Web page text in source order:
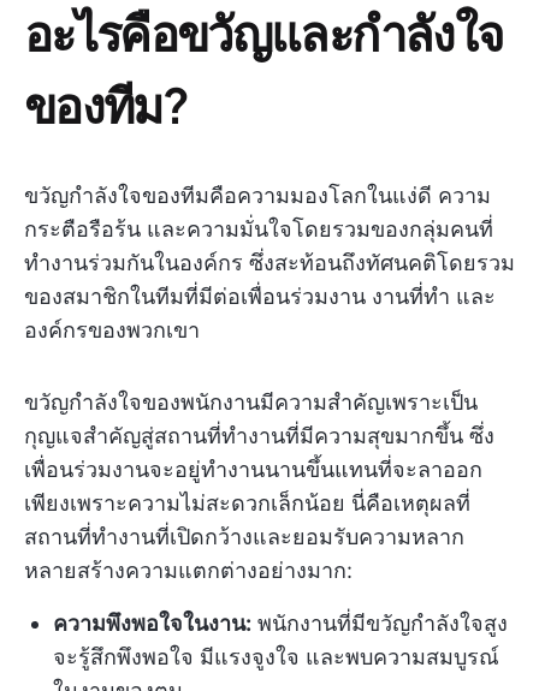
อะไรคือขวัญและกำลังใจ
ของทีม?
ขวัญกำลังใจของทีมคือความมองโลกในแง่ดี ความ
กระตือรือร้น และความมั่นใจโดยรวมของกลุ่มคนที่
ทำงานร่วมกันในองค์กร ซึ่งสะท้อนถึงทัศนคติโดยรวม
ของสมาชิกในทีมที่มีต่อเพื่อนร่วมงาน งานที่ทำ และ
องค์กรของพวกเขา
ขวัญกำลังใจของพนักงานมีความสำคัญเพราะเป็น
กุญแจสำคัญสู่สถานที่ทำงานที่มีความสุขมากขึ้น ซึ่ง
เพื่อนร่วมงานจะอยู่ทำงานนานขึ้นแทนที่จะลาออก
เพียงเพราะความไม่สะดวกเล็กน้อย นี่คือเหตุผลที่
สถานที่ทำงานที่เปิดกว้างและยอมรับความหลาก
หลายสร้างความแตกต่างอย่างมาก:
ความพึงพอใจในงาน: พนักงานที่มีขวัญกำลังใจสูง
จะรู้สึกพึงพอใจ มีแรงจูงใจ และพบความสมบูรณ์